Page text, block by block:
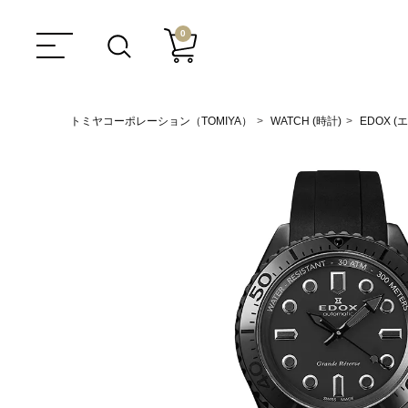
0
トミヤコーポレーション（TOMIYA） WATCH (時計) EDOX (